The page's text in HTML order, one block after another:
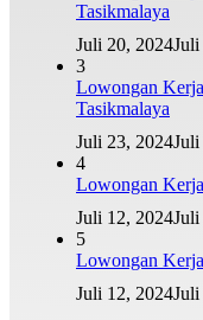
Tasikmalaya
Juli 20, 2024Juli
3
Lowongan
Tasikmalaya
Juli 23, 2024Juli
4
Lowongan
Juli 12, 2024Juli
5
Lowongan
Juli 12, 2024Juli